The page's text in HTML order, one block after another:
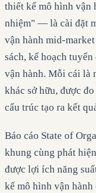
thiết kế mô hình vận
nhiệm" — là cài đặt
vận hành mid-
sách, kế hoạch
vận hành. Mỗi cái là
khác sở hữu, được
cấu trúc tạo ra kết
Báo cáo State of
khung cùng phát
được lợi ích năng
kế mô hình vận